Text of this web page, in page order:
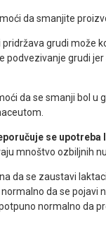
da smanjite
pridržava grudi može
podvezivanje grudi
da se smanji bol u
se
mnoštvo ozbiljnih
da se zaustavi
da se pojavi
normalno da